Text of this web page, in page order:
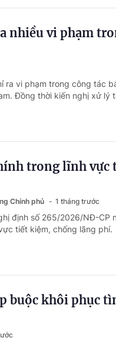
nhiều vi phạm
ra vi phạm trong công tác
Đồng thời kiến nghị xử lý
trong lĩnh vực
Chính phủ 1 tháng trước
định số 265/2026/NĐ-CP
tiết kiệm, chống lãng phí.
buộc khôi phục